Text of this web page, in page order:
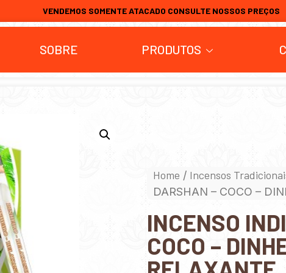
VENDEMOS SOMENTE ATACADO CONSULTE NOSSOS PREÇOS
SOBRE PRODUTOS
Home / Incensos
DARSHAN – COCO –
INCENSO
COCO –